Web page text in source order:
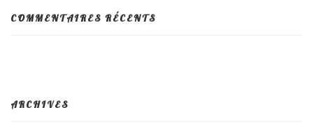
COMMENTAIRES RÉCENTS
ARCHIVES